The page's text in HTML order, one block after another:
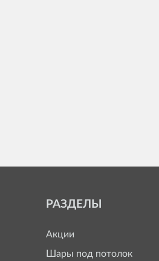
РАЗДЕЛЫ
Акции
Шары под потолок